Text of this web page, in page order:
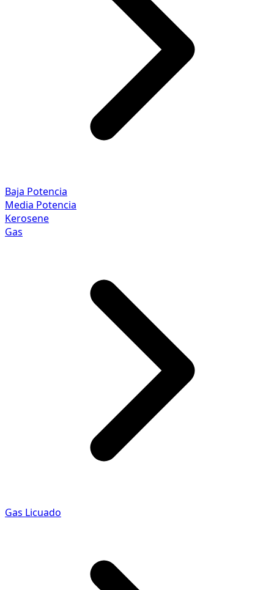
Baja Potencia
Media Potencia
Kerosene
Gas
Gas Licuado